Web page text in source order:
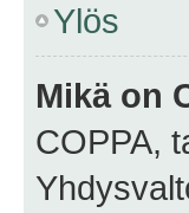
Ylös
Mikä on
COPPA,